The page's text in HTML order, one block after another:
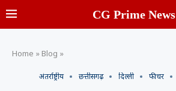
CG Prime News
Home » Blog »
अंतर्राष्ट्रीय छत्तीसगढ़ दिल्ली फीचर